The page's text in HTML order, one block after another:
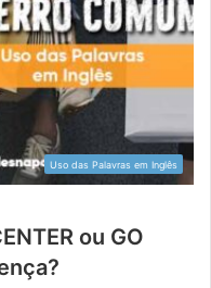
Uso das Palavras em Inglês
ou GO